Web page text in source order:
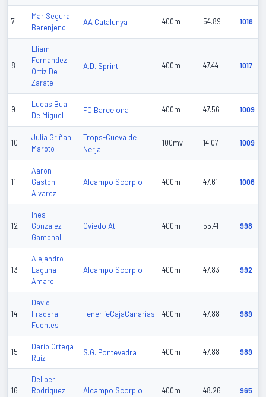
7
Mar Segura
Berenjeno
AA Catalunya 400m 54.89 1018
8
Eliam
Fernandez
Ortiz De
Zarate
A.D. Sprint 400m 47.44 1017
9
Lucas Bua
De Miguel
FC Barcelona 400m 47.56 1009
10
Julia Griñan
Maroto
Trops-Cueva de
Nerja
100mv 14.07 1009
11
Aaron
Gaston
Alvarez
Alcampo Scorpio 400m 47.61 1006
12
Ines
Gonzalez
Gamonal
Oviedo At. 400m 55.41 998
13
Alejandro
Laguna
Amaro
Alcampo Scorpio 400m 47.83 992
14
David
Fradera
Fuentes
TenerifeCajaCanarias 400m 47.88 989
15
Dario Ortega
Ruiz
S.G. Pontevedra 400m 47.88 989
16
Deliber
Rodriguez
Alcampo Scorpio 400m 48.26 965